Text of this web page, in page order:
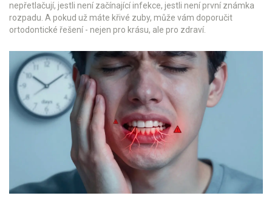
nepřetlačují, jestli není začínající infekce, jestli není první známka
rozpadu. A pokud už máte křivé zuby, může vám doporučit
ortodontické řešení - nejen pro krásu, ale pro zdraví.